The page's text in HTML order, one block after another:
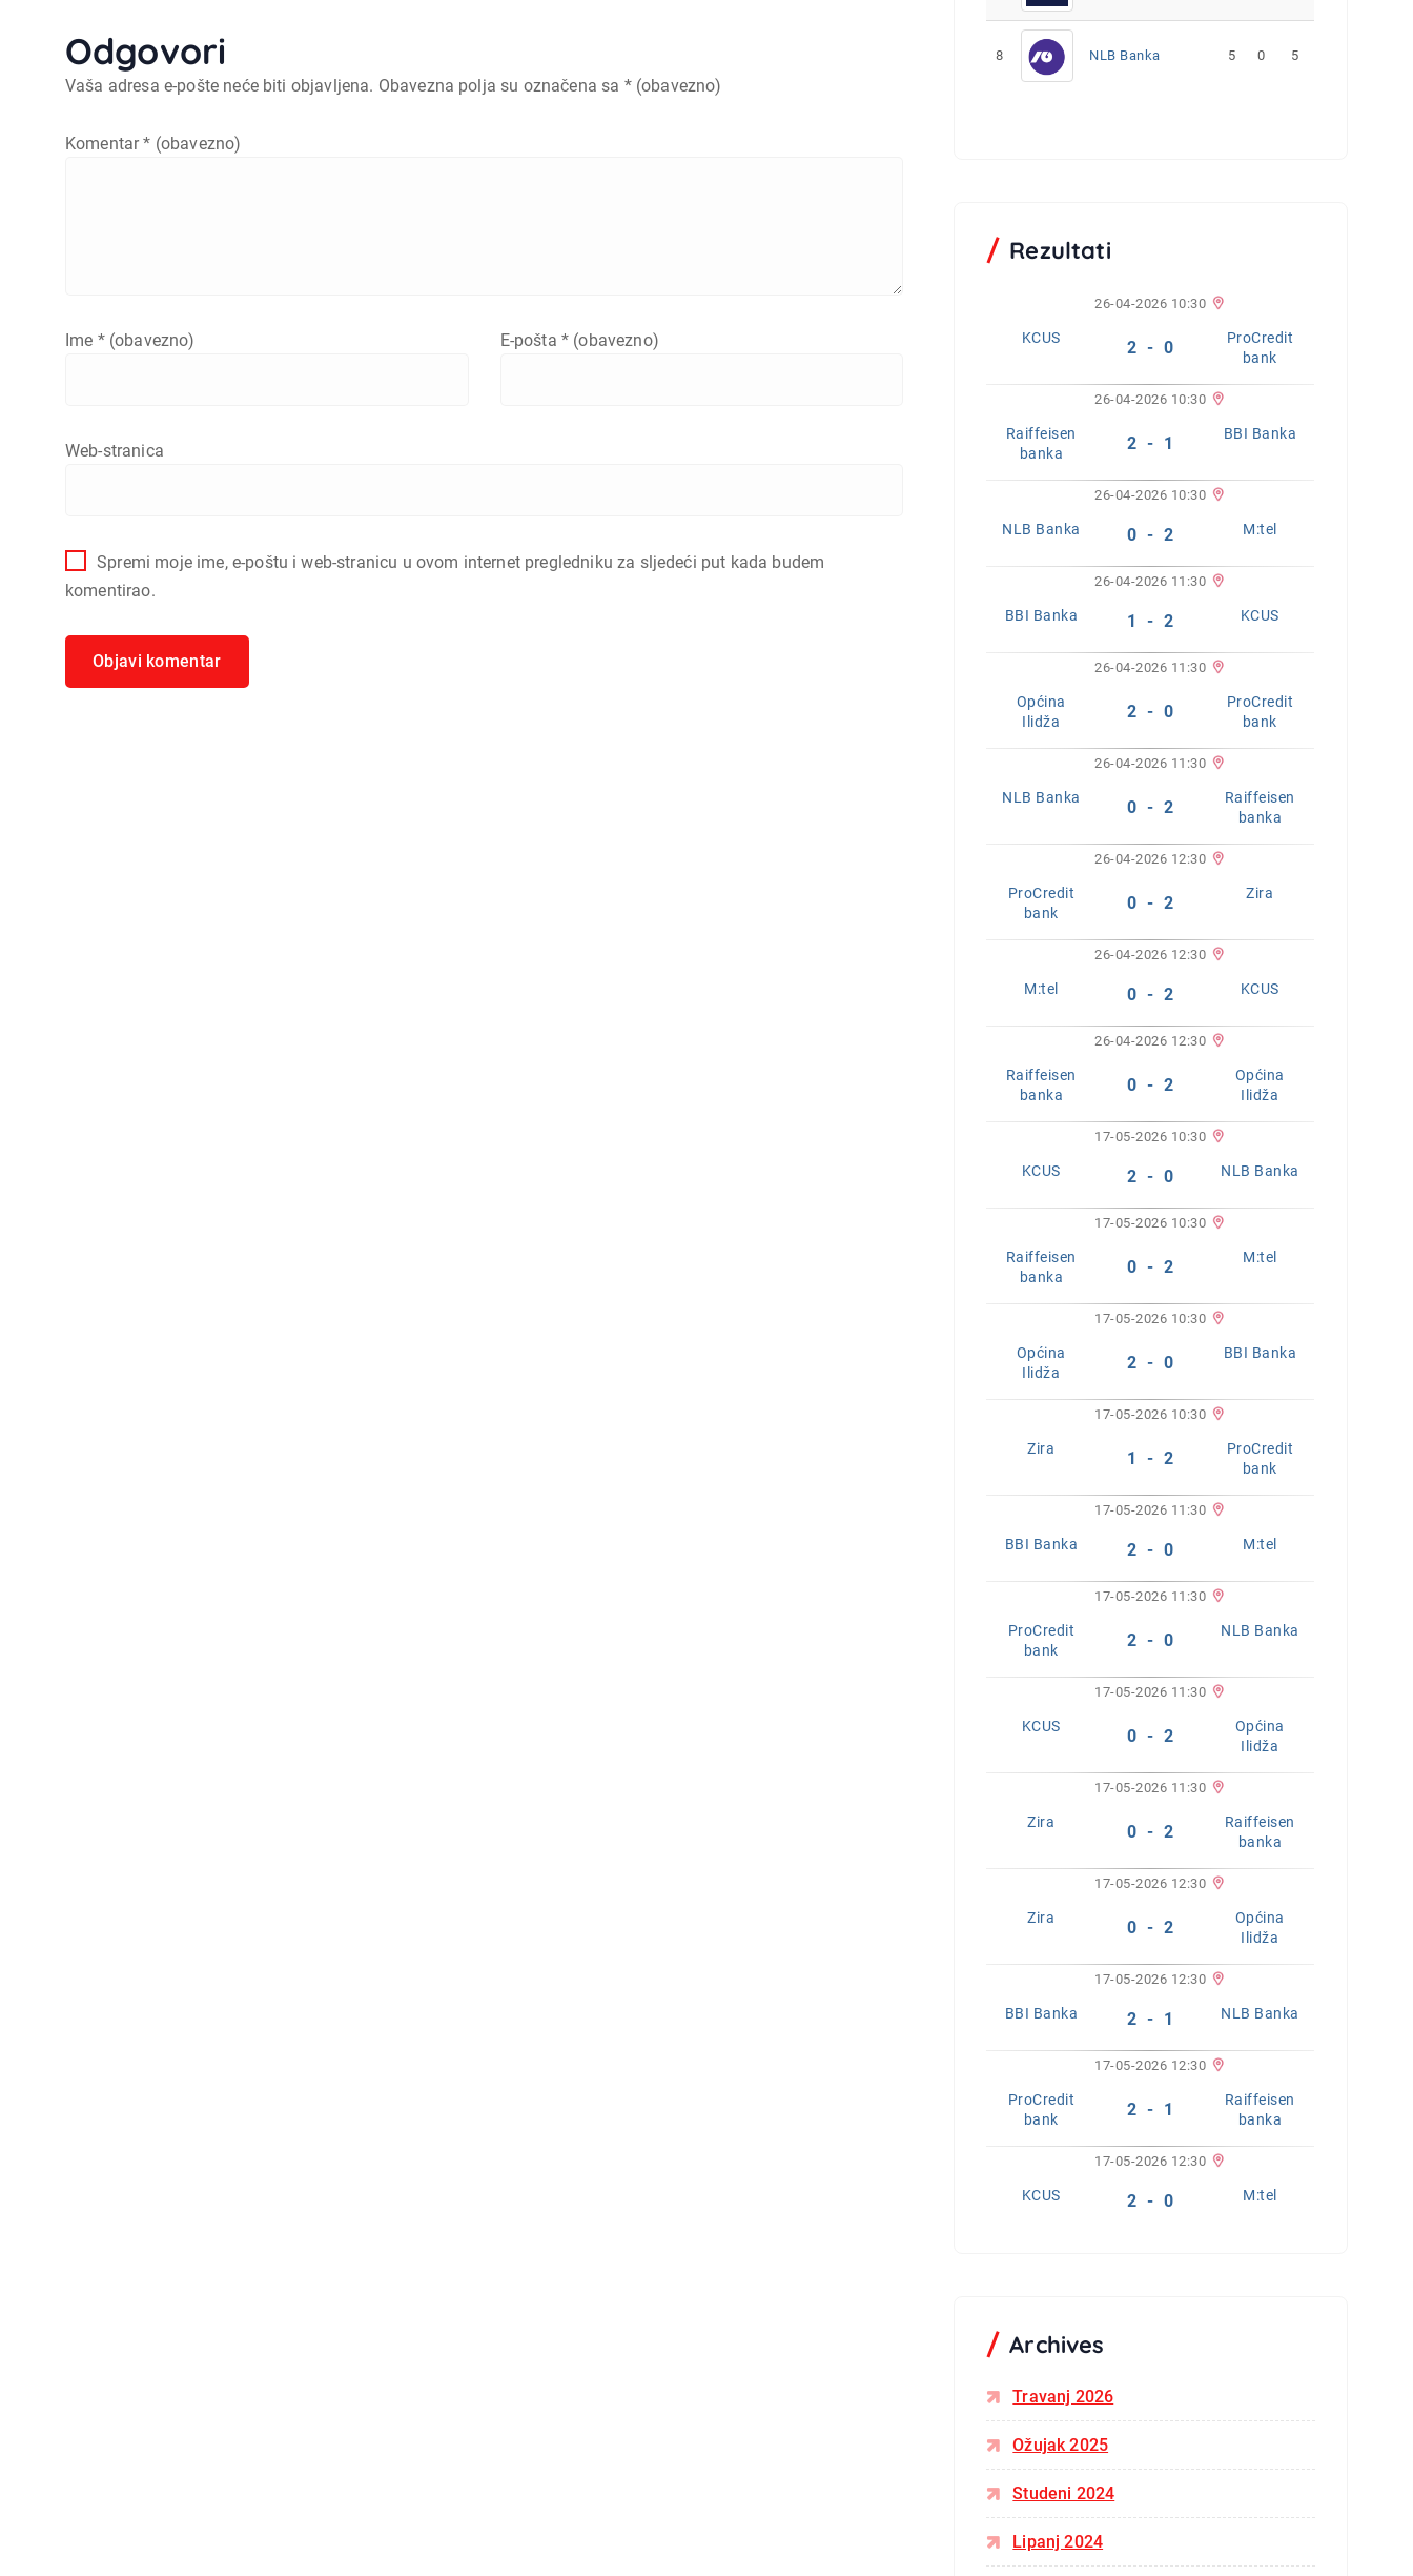
Odgovori
Vaša adresa e-pošte neće biti objavljena. Obavezna polja su označena sa * (obavezno)
Komentar* (obavezno)
Ime * (obavezno) E-pošta * (obavezno)
Web-stranica
Spremi moje ime, e-poštu i web-stranicu u ovom internet pregledniku za sljedeći put kada budem
komentirao.
8 NLB Banka 5 0 5
Rezultati
26-04-2026 10:30
KCUS 2 - 0
ProCredit
bank
26-04-2026 10:30
Raiffeisen
banka
2 - 1 BBI Banka
26-04-2026 10:30
NLB Banka 0 - 2 M:tel
26-04-2026 11:30
BBI Banka 1 - 2 KCUS
26-04-2026 11:30
Općina
Ilidža
2 - 0
ProCredit
bank
26-04-2026 11:30
NLB Banka 0 - 2
Raiffeisen
banka
26-04-2026 12:30
ProCredit
bank
0 - 2 Zira
26-04-2026 12:30
M:tel 0 - 2 KCUS
26-04-2026 12:30
Raiffeisen
banka
0 - 2
Općina
Ilidža
17-05-2026 10:30
KCUS 2 - 0 NLB Banka
17-05-2026 10:30
Raiffeisen
banka
0 - 2 M:tel
17-05-2026 10:30
Općina
Ilidža
2 - 0 BBI Banka
17-05-2026 10:30
Zira 1 - 2
ProCredit
bank
17-05-2026 11:30
BBI Banka 2 - 0 M:tel
17-05-2026 11:30
ProCredit
bank
2 - 0 NLB Banka
17-05-2026 11:30
KCUS 0 - 2
Općina
Ilidža
17-05-2026 11:30
Zira 0 - 2
Raiffeisen
banka
17-05-2026 12:30
Zira 0 - 2
Općina
Ilidža
17-05-2026 12:30
BBI Banka 2 - 1 NLB Banka
17-05-2026 12:30
ProCredit
bank
2 - 1
Raiffeisen
banka
17-05-2026 12:30
KCUS 2 - 0 M:tel
Archives
Travanj 2026
Ožujak 2025
Studeni 2024
Lipanj 2024